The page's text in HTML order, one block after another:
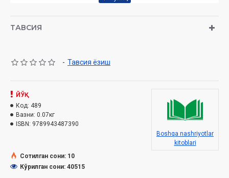
ТАВСИЯ
- Тавсия ёзиш
ЙЎҚ
Код: 489
Вазни: 0.07кг
ISBN: 9789943487390
Boshqa nashriyotlar
kitoblari
Сотилган сони: 10
Кўрилган сони: 40515